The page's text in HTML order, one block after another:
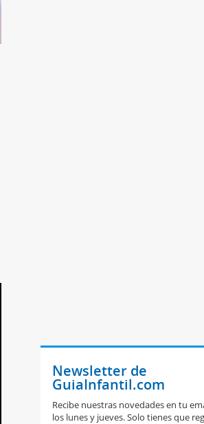
Newsletter de
GuiaInfantil.com
Recibe nuestras novedades en tu
los lunes y jueves. Solo tienes que